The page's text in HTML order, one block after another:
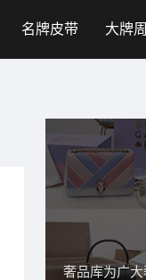
名牌皮带 大牌
奢品库为广